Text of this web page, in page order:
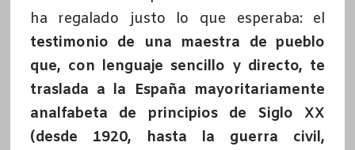
ha regalado justo lo que esperaba: el
testimonio de una maestra de pueblo
que, con lenguaje sencillo y directo, te
traslada a la España mayoritariamente
analfabeta
de principios de Siglo XX
(desde 1920, hasta la guerra civil,